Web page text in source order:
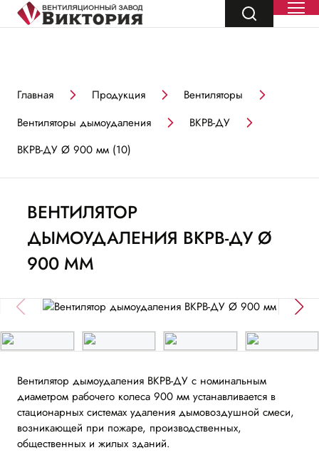
Главная Продукция
Вентиляторы
Вентиляторы дымоудаления
ВКРВ-ДУ
ВКРВ-ДУ Ø 900 мм (10)
ВЕНТИЛЯТОР
ДЫМОУДАЛЕНИЯ ВКРВ-ДУ Ø
900 ММ
Вентилятор дымоудаления ВКРВ-ДУ с номинальным
диаметром рабочего колеса 900 мм устанавливается в
стационарных системах удаления дымовоздушной смеси,
возникающей при пожаре, производственных,
общественных и жилых зданий.